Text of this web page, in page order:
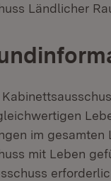
Ländlicher
im gesamten
mit Leben